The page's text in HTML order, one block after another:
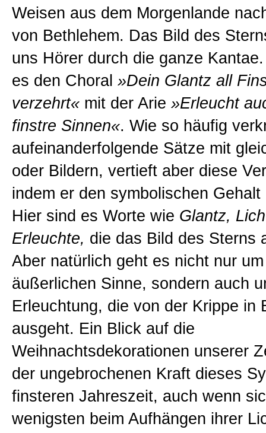
Weisen aus dem Morgenlande
von Bethlehem. Das Bild des
uns Hörer durch die ganze
es den Choral »Dein Glantz all
verzehrt« mit der Arie »Erleucht
finstre Sinnen«. Wie so häufig
aufeinanderfolgende Sätze mit
oder Bildern, vertieft aber diese
indem er den symbolischen
Hier sind es Worte wie Glantz,
Erleuchte, die das Bild des Sterns
Aber natürlich geht es nicht nur
äußerlichen Sinne, sondern auch
Erleuchtung, die von der Krippe in
ausgeht. Ein Blick auf die
Weihnachtsdekorationen unserer
der ungebrochenen Kraft dieses
finsteren Jahreszeit, auch wenn
wenigsten beim Aufhängen ihrer